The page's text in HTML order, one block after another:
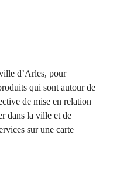
d’Arles, pour
qui sont autour de
de mise en relation
dans la ville et de
sur une carte